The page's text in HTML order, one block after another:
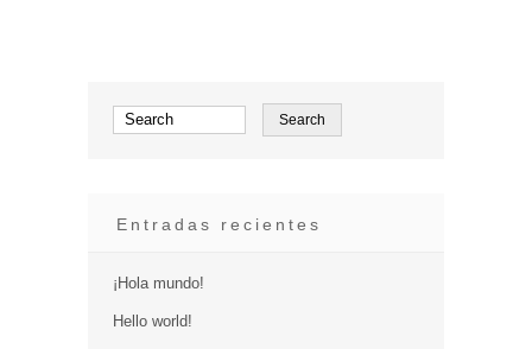
Entradas recientes
¡Hola mundo!
Hello world!